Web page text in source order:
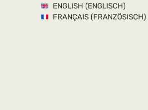
ENGLISH (ENGLISCH)
FRANÇAIS (FRANZÖSISCH)